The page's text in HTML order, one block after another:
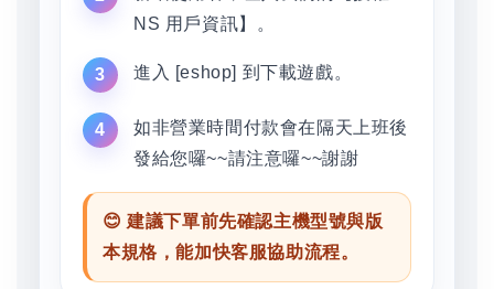
NS 用戶資訊】。
進入 [eshop] 到下載遊戲。
如非營業時間付款會在隔天上班後
發給您囉~~請注意囉~~謝謝
😊 建議下單前先確認主機型號與版
本規格，能加快客服協助流程。